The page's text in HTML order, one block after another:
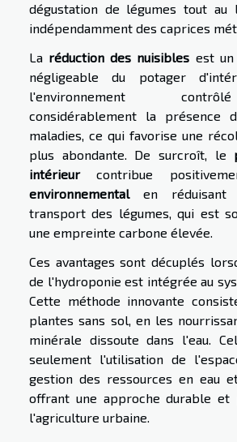
dégustation de légumes tout au
indépendamment des caprices
La réduction des nuisibles est
négligeable du potager
l'environnement
considérablement la présence
maladies, ce qui favorise une
plus abondante. De surcroît, le
intérieurcontribue
environnementalen réduisant
transport des légumes, qui est
une empreinte carbone élevée.
Ces avantages sont décuplés
de l'hydroponie est intégrée au
Cette méthode innovante
plantes sans sol, en les
minérale dissoute dans l'eau.
seulement l'utilisation de
gestion des ressources en eau
offrant une approche durable et
l'agriculture urbaine.